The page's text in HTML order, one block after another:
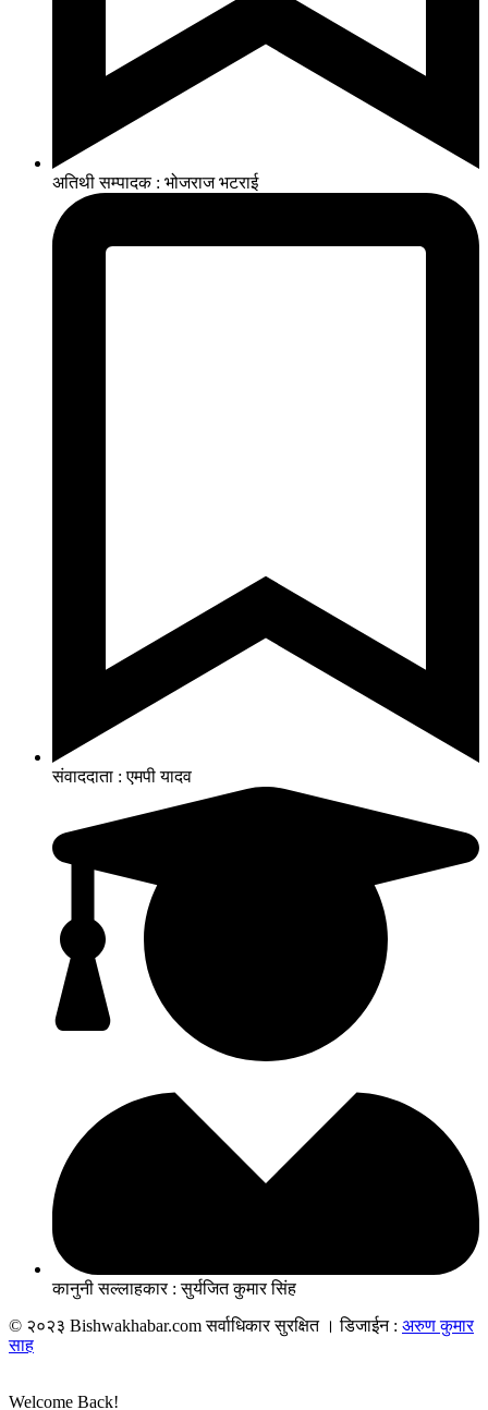
अतिथी सम्पादक : भोजराज भटराई
संवाददाता : एमपी यादव
कानुनी सल्लाहकार : सुर्यजित कुमार सिंह
© २०२३ Bishwakhabar.com सर्वाधिकार सुरक्षित । डिजाईन : अरुण कुमार
साह
Welcome Back!